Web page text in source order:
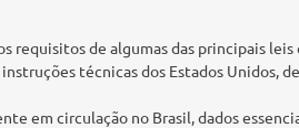
de algumas das principais leis
técnicas dos Estados Unidos,
em circulação no Brasil, dados